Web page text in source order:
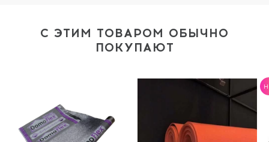
С ЭТИМ ТОВАРОМ ОБЫЧНО
ПОКУПАЮТ